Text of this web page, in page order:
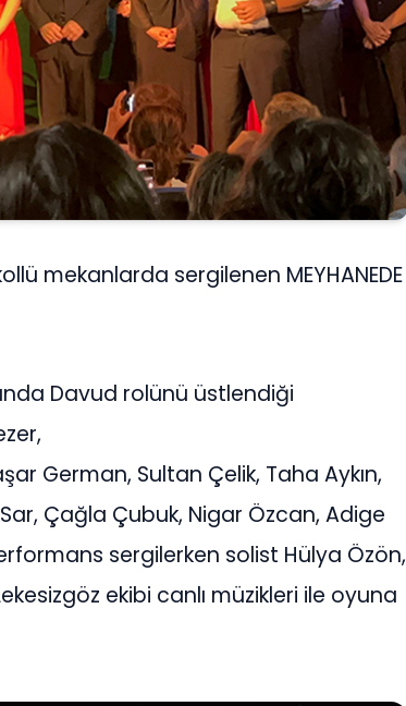
mekanlarda sergilenen MEYHANEDE
Davud rolünü üstlendiği
German, Sultan Çelik, Taha Aykın,
Çağla Çubuk, Nigar Özcan, Adige
sergilerken solist Hülya Özön,
ekibi canlı müzikleri ile oyuna